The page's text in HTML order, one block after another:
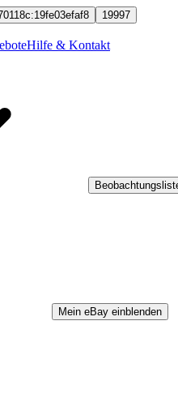
19997
Hilfe & Kontakt
Mein eBay einblenden